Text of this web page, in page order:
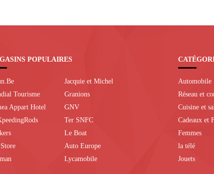
POPULAIRES
Tourisme
Appart Hotel
Jacquie et Michel
Granions
GNV
Ter SNFC
Le Boat
Auto Europe
Lycamobile
Automobile
Réseau et
Cuisine et
Cadeaux et
Femmes
la télé
Jouets